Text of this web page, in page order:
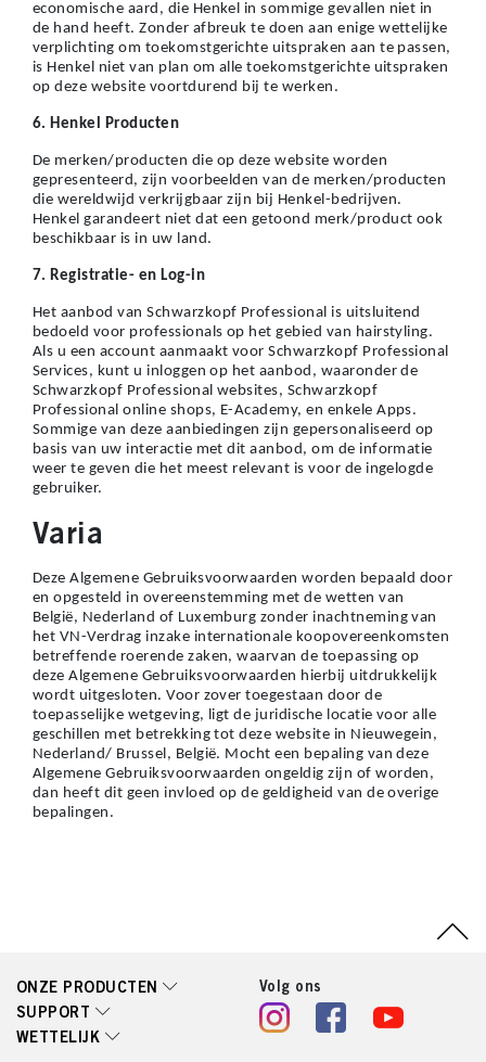
economische aard, die Henkel in sommige gevallen niet in
de hand heeft. Zonder afbreuk te doen aan enige wettelijke
verplichting om toekomstgerichte uitspraken aan te passen,
is Henkel niet van plan om alle toekomstgerichte uitspraken
op deze website voortdurend bij te werken.
6. Henkel Producten
De merken/producten die op deze website worden
gepresenteerd, zijn voorbeelden van de merken/producten
die wereldwijd verkrijgbaar zijn bij Henkel-bedrijven.
Henkel garandeert niet dat een getoond merk/product ook
beschikbaar is in uw land.
7. Registratie- en Log-in
Het aanbod van Schwarzkopf Professional is uitsluitend
bedoeld voor professionals op het gebied van hairstyling.
Als u een account aanmaakt voor Schwarzkopf Professional
Services, kunt u inloggen op het aanbod, waaronder de
Schwarzkopf Professional websites, Schwarzkopf
Professional online shops, E-Academy, en enkele Apps.
Sommige van deze aanbiedingen zijn gepersonaliseerd op
basis van uw interactie met dit aanbod, om de informatie
weer te geven die het meest relevant is voor de ingelogde
gebruiker.
Varia
Deze Algemene Gebruiksvoorwaarden worden bepaald door
en opgesteld in overeenstemming met de wetten van
België, Nederland of Luxemburg zonder inachtneming van
het VN-Verdrag inzake internationale koopovereenkomsten
betreffende roerende zaken, waarvan de toepassing op
deze Algemene Gebruiksvoorwaarden hierbij uitdrukkelijk
wordt uitgesloten. Voor zover toegestaan door de
toepasselijke wetgeving, ligt de juridische locatie voor alle
geschillen met betrekking tot deze website in Nieuwegein,
Nederland/ Brussel, België. Mocht een bepaling van deze
Algemene Gebruiksvoorwaarden ongeldig zijn of worden,
dan heeft dit geen invloed op de geldigheid van de overige
bepalingen.
ONZE PRODUCTEN
SUPPORT
WETTELIJK
Volg ons